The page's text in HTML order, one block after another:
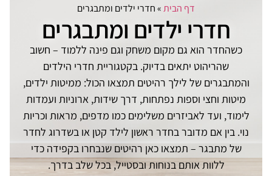
דף הבית»חדרי ילדים ומתבגרים
חדרי ילדים ומתבגרים
כשהחדר הוא גם מקום משחק וגם פינה ללמוד – חשוב
שהריהוט יתאים בדיוק. בקטגוריית חדרי הילדים
והמתבגרים של לילך רהיטים תמצאו הכול: ממיטות ילדים,
מיטות וחצי וספות נפתחות, דרך שידות, ארוניות ועמדות
לימוד, ועד לאביזרים משלימים כמו מדפים, מראות וכריות
נוי. בין אם מדובר בחדר ראשון לילד קטן או בשדרוג לחדר
של מתבגר – תמצאו כאן רהיטים שנבחרו בקפידה כדי
ללוות אותם בנוחות ובסטייל, בכל שלב בדרך.